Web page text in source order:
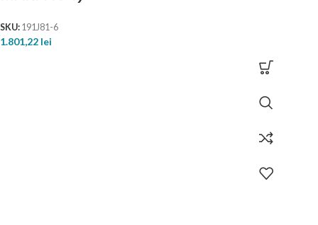
SKU: 191J81-6
1.801,22 lei